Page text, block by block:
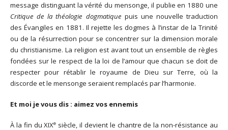
message distinguant la vérité du mensonge, il publie en 1880 une
Critique de la théologie dogmatique puis une nouvelle traduction
des Évangiles en 1881. Il rejette les dogmes à l’instar de la Trinité
ou de la résurrection pour se concentrer sur la dimension morale
du christianisme. La religion est avant tout un ensemble de règles
fondées sur le respect de la loi de l’amour que chacun se doit de
respecter pour rétablir le royaume de Dieu sur Terre, où la
discorde et le mensonge seraient remplacés par l’harmonie.
Et moi je vous dis : aimez vos ennemis
À la fin du XIXe siècle, il devient le chantre de la non-résistance au